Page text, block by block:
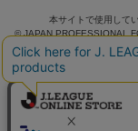
本サイトで使用して
© JAPAN PROFESSIONAL